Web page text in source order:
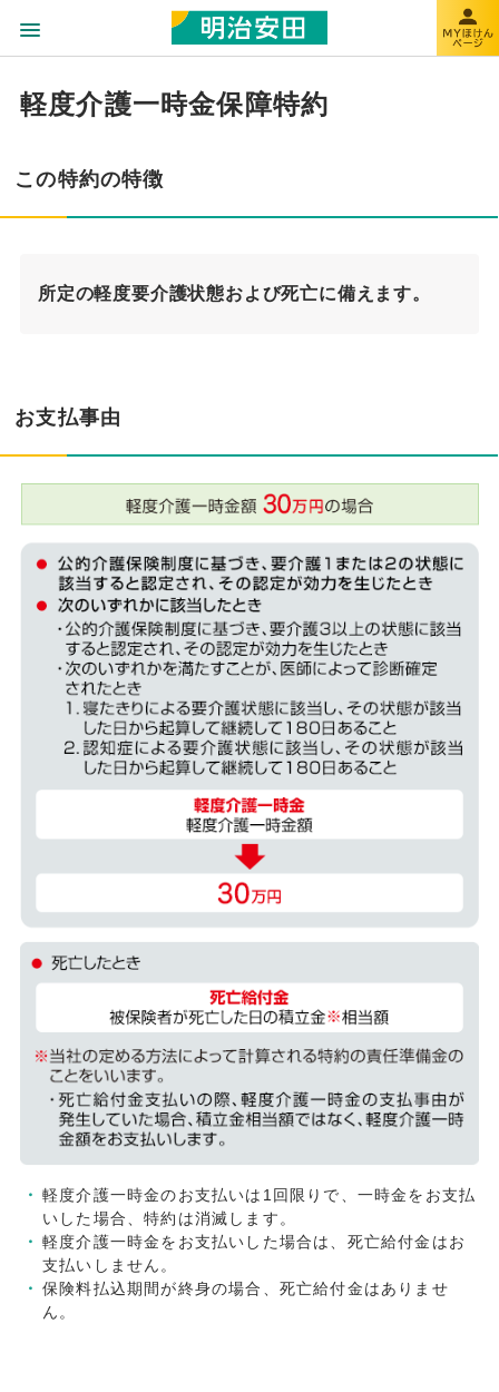
軽度介護一時金保障特約
この特約の特徴
所定の軽度要介護状態および死亡に備えます。
お支払事由
軽度介護一時金のお支払いは1回限りで、一時金をお支払
いした場合、特約は消滅します。
軽度介護一時金をお支払いした場合は、死亡給付金はお
支払いしません。
保険料払込期間が終身の場合、死亡給付金はありませ
ん。